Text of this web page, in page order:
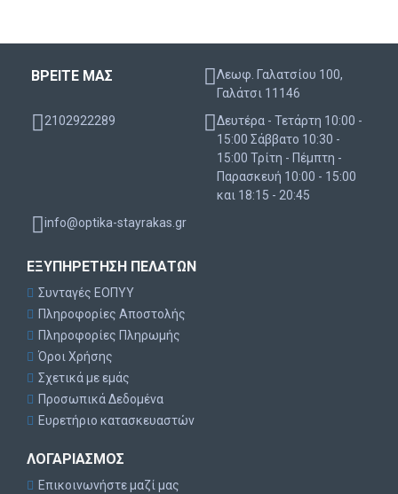
ΒΡΕΙΤΕ ΜΑΣ
Λεωφ. Γαλατσίου 100,
Γαλάτσι 11146
2102922289
Δευτέρα - Τετάρτη 10:00 -
15:00 Σάββατο 10:30 -
15:00 Τρίτη - Πέμπτη -
Παρασκευή 10:00 - 15:00
και 18:15 - 20:45
info@optika-stayrakas.gr
ΕΞΥΠΗΡΈΤΗΣΗ ΠΕΛΑΤΏΝ
Συνταγές ΕΟΠΥΥ
Πληροφορίες Αποστολής
Πληροφορίες Πληρωμής
Όροι Χρήσης
Σχετικά με εμάς
Προσωπικά Δεδομένα
Ευρετήριο κατασκευαστών
ΛΟΓΑΡΙΑΣΜΌΣ
Επικοινωνήστε μαζί μας